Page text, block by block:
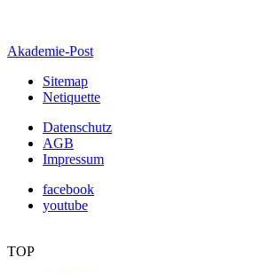
Akademie-Post
Sitemap
Netiquette
Datenschutz
AGB
Impressum
facebook
youtube
TOP